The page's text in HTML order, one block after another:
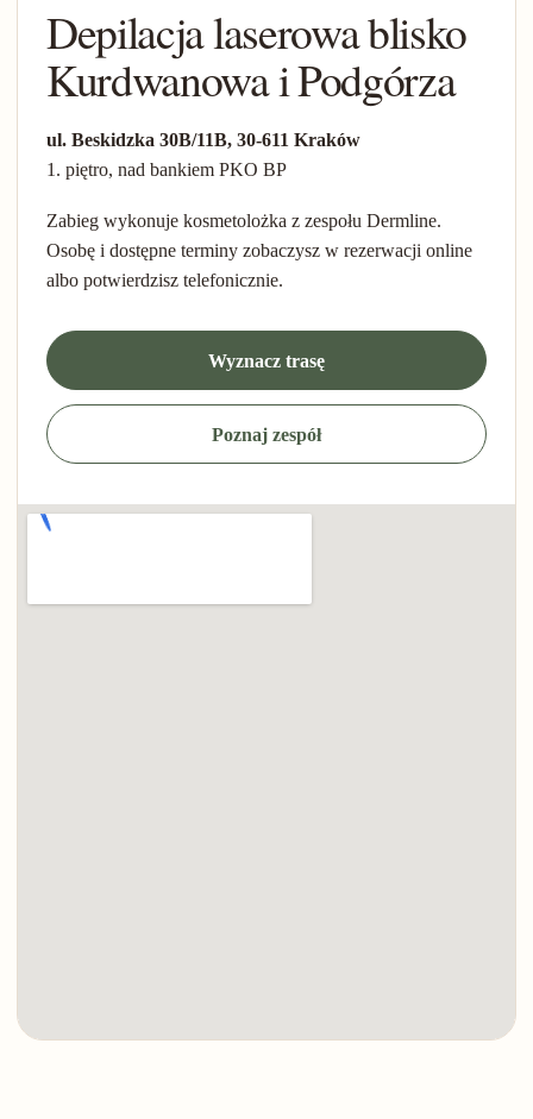
Depilacja laserowa blisko
Kurdwanowa i Podgórza
ul. Beskidzka 30B/11B, 30-611 Kraków
1. piętro, nad bankiem PKO BP
Zabieg wykonuje kosmetolożka z zespołu Dermline.
Osobę i dostępne terminy zobaczysz w rezerwacji online
albo potwierdzisz telefonicznie.
Wyznacz trasę
Poznaj zespół